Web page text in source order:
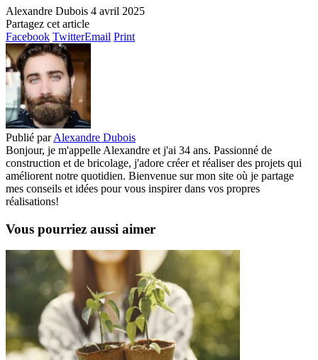
Alexandre Dubois 4 avril 2025
Partagez cet article
Facebook TwitterEmail Print
Publié par Alexandre Dubois
Bonjour, je m'appelle Alexandre et j'ai 34 ans. Passionné de
construction et de bricolage, j'adore créer et réaliser des projets qui
améliorent notre quotidien. Bienvenue sur mon site où je partage
mes conseils et idées pour vous inspirer dans vos propres
réalisations!
Vous pourriez aussi aimer